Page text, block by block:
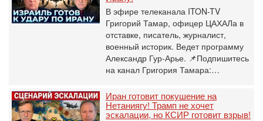
В эфире телеканала ITON-TV
Григорий Тамар, офицер ЦАХАЛа в
отставке, писатель, журналист,
военный историк. Ведет программу
Александр Гур-Арье. 📌Подпишитесь
на канал Григория Тамара:…
Иран готовит покушение на
Нетаниягу! Трамп не хочет
эскалации, но КСИР готовит взрыв!